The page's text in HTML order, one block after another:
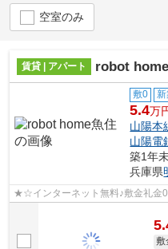
空室のみ
賃貸 | アパート robot
敷0 新
5.4万
山陽本
山陽電
築1年
兵庫県
★☆インターネット無料♪敷金礼
敷